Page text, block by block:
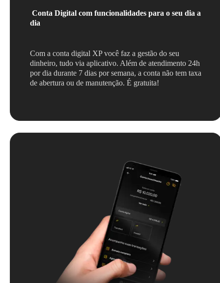
Conta Digital com funcionalidades para o seu dia a
dia
Com a conta digital XP você faz a gestão do seu
dinheiro, tudo via aplicativo. Além de atendimento 24h
por dia durante 7 dias por semana, a conta não tem taxa
de abertura ou de manutenção. É gratuita!